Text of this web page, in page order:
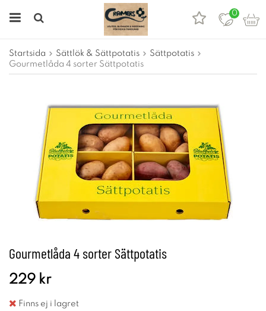
0
Startsida Sättlök & Sättpotatis
Sättpotatis
Gourmetlåda 4 sorter Sättpotatis
Gourmetlåda 4 sorter Sättpotatis
229 kr
Finns ej i lagret